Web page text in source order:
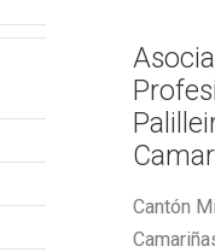
Cantón